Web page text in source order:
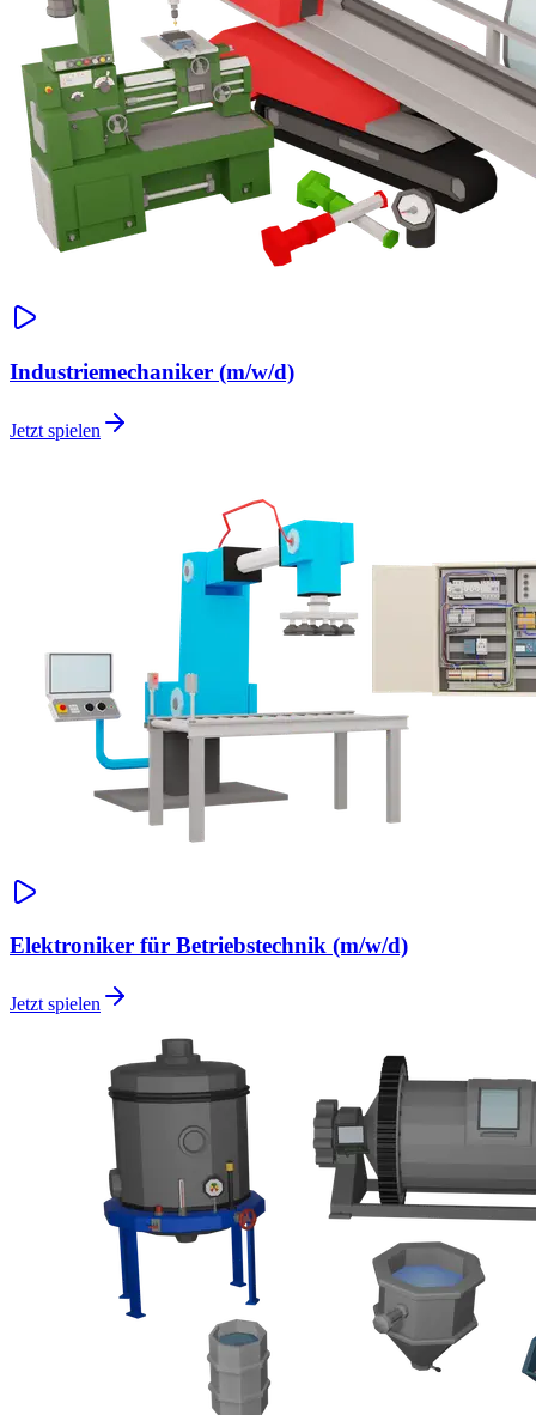
Industriemechaniker (m/w/d)
Jetzt spielen
Elektroniker für Betriebstechnik (m/w/d)
Jetzt spielen